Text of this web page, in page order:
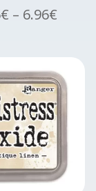
€ – 6.96€